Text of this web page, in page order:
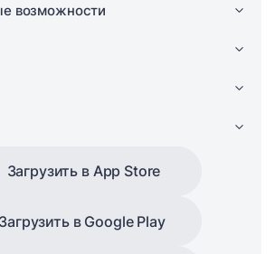
возможности
Загрузить в App Store
Загрузить в Google Play